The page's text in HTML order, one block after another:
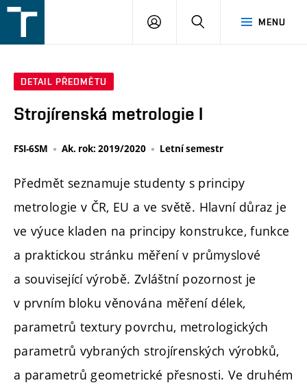
v
MENU
PŘIHLÁŠENÍ
DETAIL PŘEDMĚTU
Strojírenská metrologie I
FSI-6SM Ak. rok: 2019/2020 Letní semestr
Předmět seznamuje studenty s principy
metrologie v ČR, EU a ve světě. Hlavní důraz je
ve výuce kladen na principy konstrukce, funkce
a praktickou stránku měření v průmyslové
a související výrobě. Zvláštní pozornost je
v prvním bloku věnována měření délek,
parametrů textury povrchu, metrologických
parametrů vybraných strojírenských výrobků,
a parametrů geometrické přesnosti. Ve druhém